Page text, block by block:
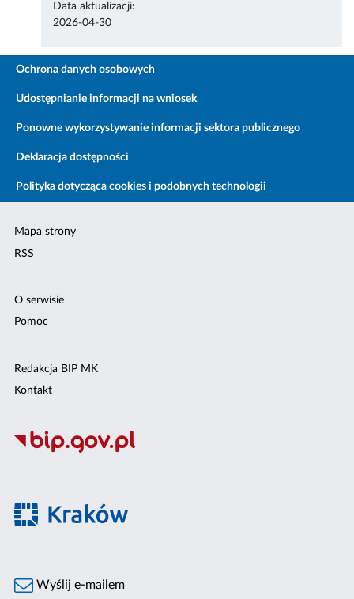
Data aktualizacji:
2026-04-30
Ochrona danych osobowych
Udostępnianie informacji na wniosek
Ponowne wykorzystywanie informacji sektora publicznego
Deklaracja dostępności
Polityka dotycząca cookies i podobnych technologii
Mapa strony
RSS
O serwisie
Pomoc
Redakcja BIP MK
Kontakt
Wyślij e-mailem